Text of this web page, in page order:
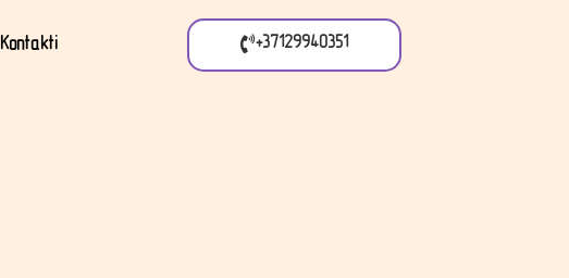
Kontakti +37129940351